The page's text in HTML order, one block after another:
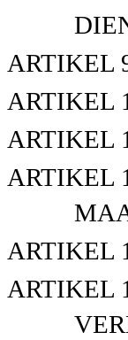
ARTIKEL
ARTIKEL
ARTIKEL
ARTIKEL
ARTIKEL
ARTIKEL